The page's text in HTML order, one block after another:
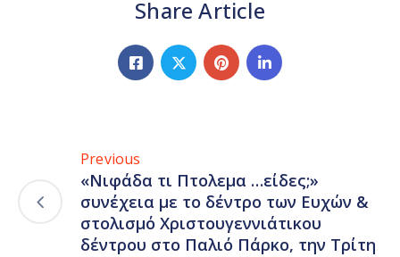
Share Article
Previous
«Νιφάδα τι Πτολεμα …είδες;»
συνέχεια με το δέντρο των Ευχών &
στολισμό Χριστουγεννιάτικου
δέντρου στο Παλιό Πάρκο, την Τρίτη